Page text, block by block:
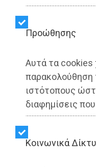
Προώθησης
Αυτά τα cookies
ιστότοπους
διαφημίσεις
Kοινωνικά
Ο Δήμος